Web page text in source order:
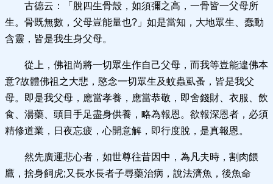
古德云：「脫四生骨殼，如須彌之高，一骨皆一父母所
生。骨既無數，父母豈能量也?」如是當知，大地眾生、蠢動
含靈，皆是我生身父母。
從上，佛祖尚將一切眾生作自己父母，而我等豈能違佛本
意?故體佛祖之大悲，愍念一切眾生及蚊蟲虱蚤，皆是我父
母。即是我父母，應當孝養，應當恭敬，即舍錢財、衣服、飲
食、湯藥、頭目手足盡身供養，略為報恩。欲報深恩者，必須
精修道業，日夜忘疲，心開意解，即行度脫，是真報恩。
然先廣運悲心者，如世尊往昔因中，為凡夫時，割肉餵
鷹，捨身飼虎;又長水長者子尋藥治病，說法濟魚，後魚命